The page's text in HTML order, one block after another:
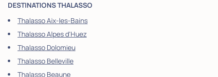
DESTINATIONS THALASSO
Thalasso Aix-les-Bains
Thalasso Alpes d'Huez
Thalasso Dolomieu
Thalasso Belleville
Thalasso Beaune